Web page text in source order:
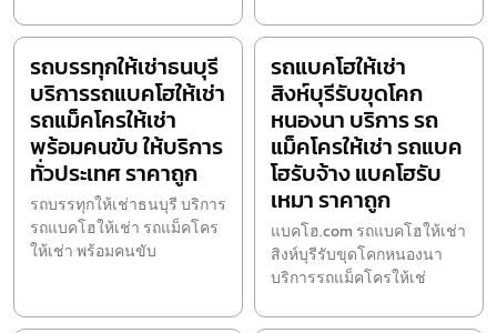
รถบรรทุกให้เช่าธนบุรี
บริการรถแบคโฮให้เช่า
รถแม็คโครให้เช่า
พร้อมคนขับ ให้บริการ
ทั่วประเทศ ราคาถูก
รถบรรทุกให้เช่าธนบุรี บริการ
รถแบคโฮให้เช่า รถแม็คโคร
ให้เช่า พร้อมคนขับ
รถแบคโฮให้เช่า
สิงห์บุรีรับขุดโคก
หนองนา บริการ รถ
แม็คโครให้เช่า รถแบค
โฮรับจ้าง แบคโฮรับ
เหมา ราคาถูก
แบคโฮ.com รถแบคโฮให้เช่า
สิงห์บุรีรับขุดโคกหนองนา
บริการรถแม็คโครให้เช่